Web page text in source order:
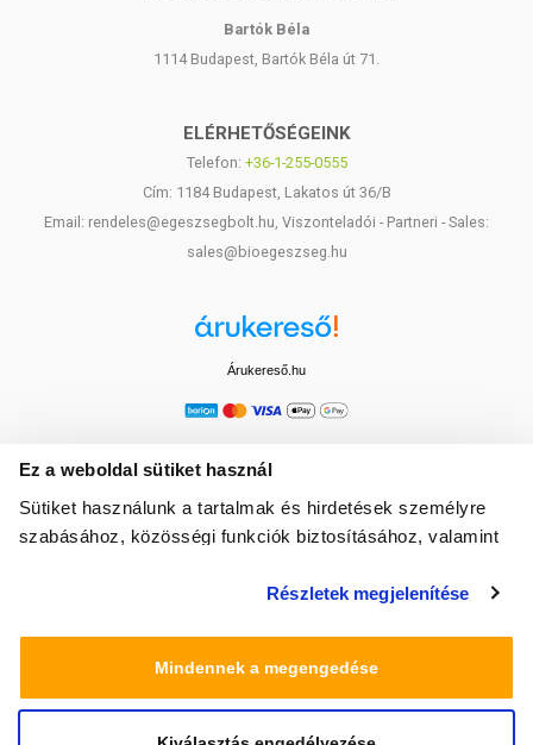
Ez a weboldal sütiket használ
Sütiket használunk a tartalmak és hirdetések személyre
szabásához, közösségi funkciók biztosításához, valamint
média-, hirdető- és elemező partnereinkkel megosztjuk az
amelyeket Ön adott meg számukra vagy az Ön által
használt más szolgáltatásokból gyűjtöttek.
Részletek megjelenítése
Mindennek a megengedése
Bartók Béla
1114 Budapest, Bartók Béla út 71.
ELÉRHETŐSÉGEINK
Telefon: +36-1-255-0555
Cím: 1184 Budapest, Lakatos út 36/B
Email: rendeles@egeszsegbolt.hu, Viszonteladói - Partneri - Sales:
sales@bioegeszseg.hu
Árukereső.hu